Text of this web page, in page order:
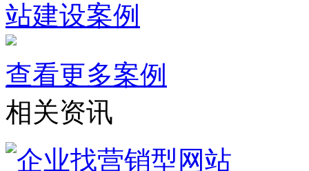
站建设案例
查看更多案例
相关资讯